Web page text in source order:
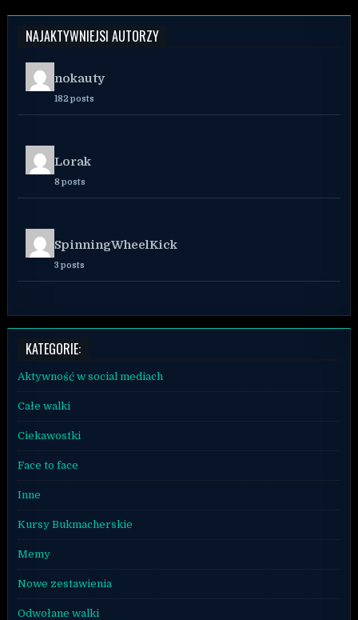
NAJAKTYWNIEJSI AUTORZY
nokauty
182 posts
Lorak
8 posts
SpinningWheelKick
3 posts
KATEGORIE:
Aktywność w social mediach
Całe walki
Ciekawostki
Face to face
Inne
Kursy Bukmacherskie
Memy
Nowe zestawienia
Odwołane walki